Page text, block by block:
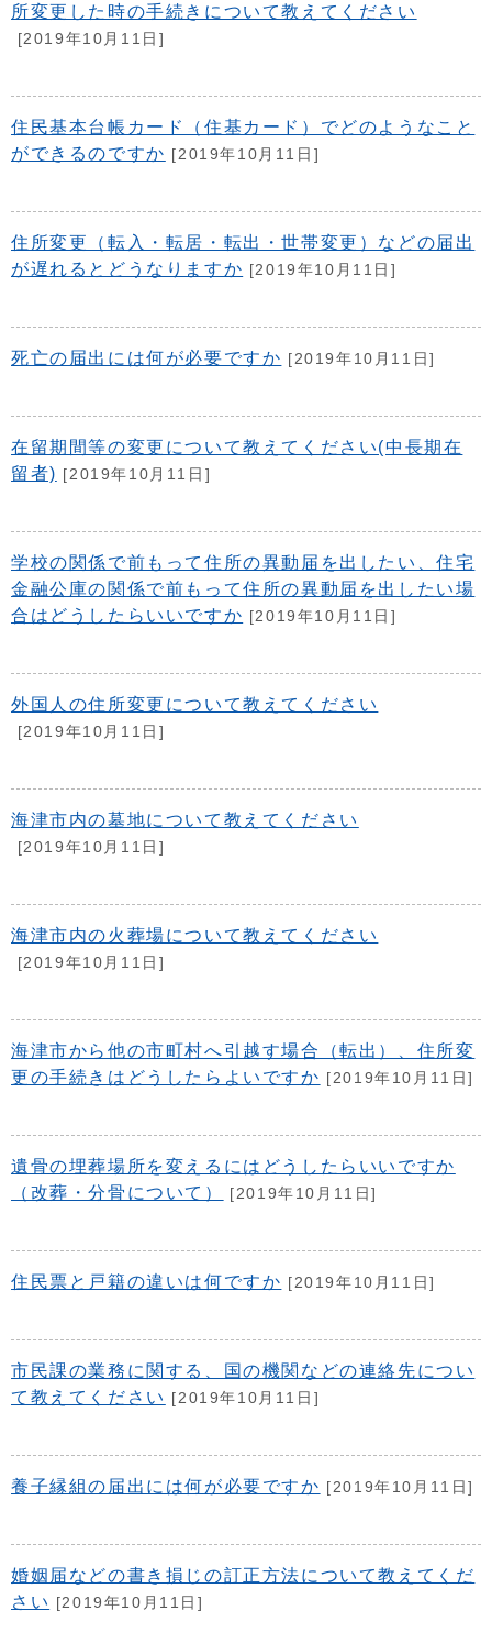
所変更した時の手続きについて教えてください
[2019年10月11日]
住民基本台帳カード（住基カード）でどのようなこと
ができるのですか [2019年10月11日]
住所変更（転入・転居・転出・世帯変更）などの届出
が遅れるとどうなりますか [2019年10月11日]
死亡の届出には何が必要ですか [2019年10月11日]
在留期間等の変更について教えてください(中長期在
留者) [2019年10月11日]
学校の関係で前もって住所の異動届を出したい、住宅
金融公庫の関係で前もって住所の異動届を出したい場
合はどうしたらいいですか [2019年10月11日]
外国人の住所変更について教えてください
[2019年10月11日]
海津市内の墓地について教えてください
[2019年10月11日]
海津市内の火葬場について教えてください
[2019年10月11日]
海津市から他の市町村へ引越す場合（転出）、住所変
更の手続きはどうしたらよいですか [2019年10月11日]
遺骨の埋葬場所を変えるにはどうしたらいいですか
（改葬・分骨について）
[2019年10月11日]
住民票と戸籍の違いは何ですか [2019年10月11日]
市民課の業務に関する、国の機関などの連絡先につい
て教えてください [2019年10月11日]
養子縁組の届出には何が必要ですか [2019年10月11日]
婚姻届などの書き損じの訂正方法について教えてくだ
さい [2019年10月11日]